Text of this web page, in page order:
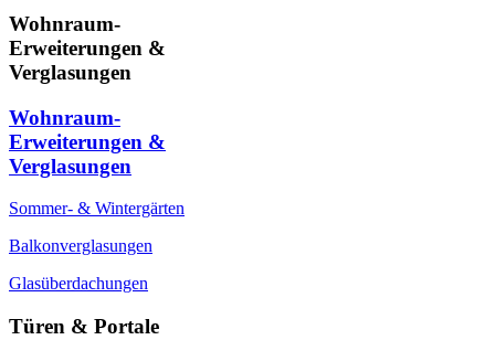
Wohnraum-
Erweiterungen &
Verglasungen
Wohnraum-
Erweiterungen &
Verglasungen
Sommer- & Wintergärten
Balkonverglasungen
Glasüberdachungen
Türen & Portale